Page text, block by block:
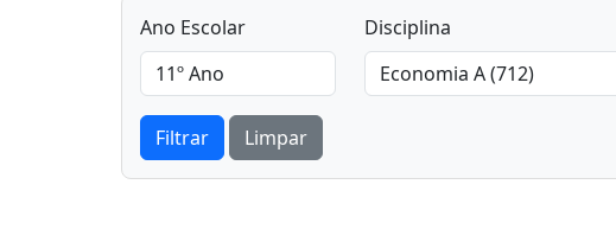
Ano Escolar Disciplina
Filtrar Limpar